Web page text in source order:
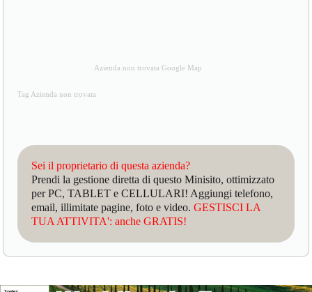
Azienda non trovata Google Map
Tag Azienda non trovata
Sei il proprietario di questa azienda?
Prendi la gestione diretta di questo Minisito, ottimizzato
per PC, TABLET e CELLULARI! Aggiungi telefono,
email, illimitate pagine, foto e video.GESTISCI LA
TUA ATTIVITA': anche GRATIS!